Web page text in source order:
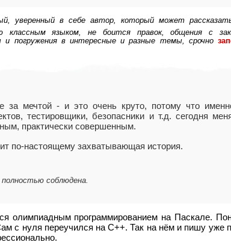
уверенный в себе автор, который может
классным языком, не боится правок, общения с
и погружения в интересные и разные темы, срочно
мечтой - и это очень круто, потому что
тестировщики, безопасники и т.д. сегодня
практически совершенным.
по-настоящему захватывающая история.
соблюдена.
олимпиадным программированием на Паскале.
с нуля переучился на C++. Так на нём и пишу уже